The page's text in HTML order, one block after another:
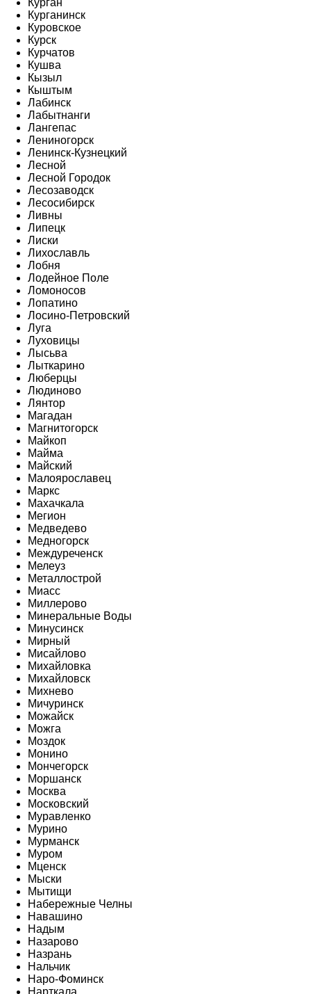
Курган
Курганинск
Куровское
Курск
Курчатов
Кушва
Кызыл
Кыштым
Лабинск
Лабытнанги
Лангепас
Лениногорск
Ленинск-Кузнецкий
Лесной
Лесной Городок
Лесозаводск
Лесосибирск
Ливны
Липецк
Лиски
Лихославль
Лобня
Лодейное Поле
Ломоносов
Лопатино
Лосино-Петровский
Луга
Луховицы
Лысьва
Лыткарино
Люберцы
Людиново
Лянтор
Магадан
Магнитогорск
Майкоп
Майма
Майский
Малоярославец
Маркс
Махачкала
Мегион
Медведево
Медногорск
Междуреченск
Мелеуз
Металлострой
Миасс
Миллерово
Минеральные Воды
Минусинск
Мирный
Мисайлово
Михайловка
Михайловск
Михнево
Мичуринск
Можайск
Можга
Моздок
Монино
Мончегорск
Моршанск
Москва
Московский
Муравленко
Мурино
Мурманск
Муром
Мценск
Мыски
Мытищи
Набережные Челны
Навашино
Надым
Назарово
Назрань
Нальчик
Наро-Фоминск
Нарткала